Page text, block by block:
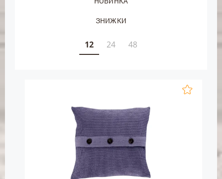
ЗНИЖКИ
12 24 48